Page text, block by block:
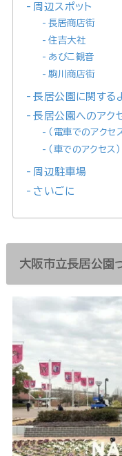
周辺スポット
長居商店街
住吉大社
あびこ観音
駒川商店街
長居公園に関する
長居公園へのアク
（電車でのアクセス
（車でのアクセス）
周辺駐車場
さいごに
大阪市立長居公園